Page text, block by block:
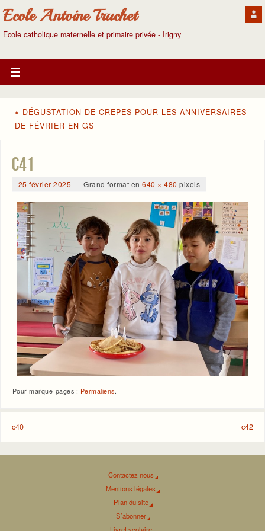
Ecole Antoine Truchet
Ecole catholique maternelle et primaire privée - Irigny
« DÉGUSTATION DE CRÊPES POUR LES ANNIVERSAIRES
DE FÉVRIER EN GS
c41
25 février 2025 Grand format en640 × 480 pixels
Pour marque-pages : Permaliens
c40 c42
Contactez nous
Mentions légales
Plan du site
S’abonner